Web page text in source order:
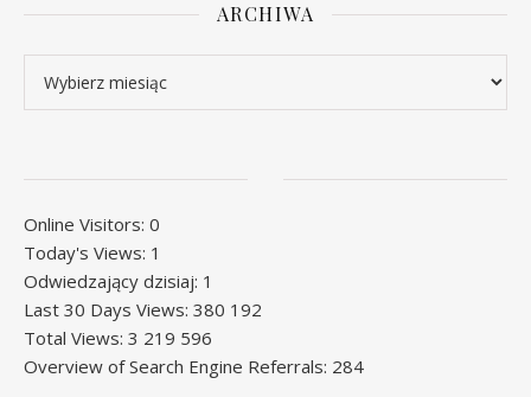
ARCHIWA
Online Visitors: 0
Today's Views: 1
Odwiedzający dzisiaj: 1
Last 30 Days Views: 380 192
Total Views: 3 219 596
Overview of Search Engine Referrals: 284